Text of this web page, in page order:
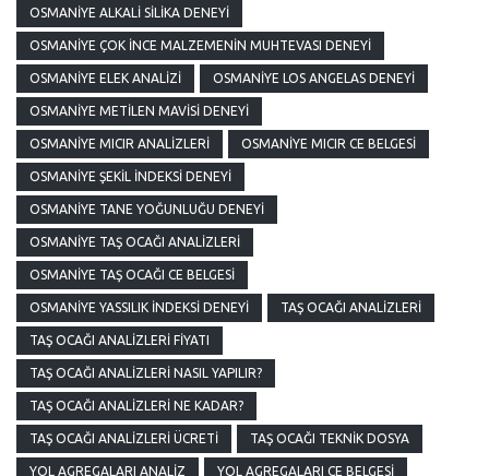
OSMANIYE ALKALI SILIKA DENEYI
OSMANIYE ÇOK İNCE MALZEMENIN MUHTEVASI DENEYI
OSMANIYE ELEK ANALIZI OSMANIYE LOS ANGELAS DENEYI
OSMANIYE METILEN MAVISI DENEYI
OSMANIYE MICIR ANALIZLERI OSMANIYE MICIR CE BELGESI
OSMANIYE ŞEKIL İNDEKSI DENEYI
OSMANIYE TANE YOĞUNLUĞU DENEYI
OSMANIYE TAŞ OCAĞI ANALIZLERI
OSMANIYE TAŞ OCAĞI CE BELGESI
OSMANIYE YASSILIK İNDEKSI DENEYI TAŞ OCAĞI ANALIZLERI
TAŞ OCAĞI ANALIZLERI FIYATI
TAŞ OCAĞI ANALIZLERI NASIL YAPILIR?
TAŞ OCAĞI ANALIZLERI NE KADAR?
TAŞ OCAĞI ANALIZLERI ÜCRETI TAŞ OCAĞI TEKNIK DOSYA
YOL AGREGALARI ANALIZ YOL AGREGALARI CE BELGESI